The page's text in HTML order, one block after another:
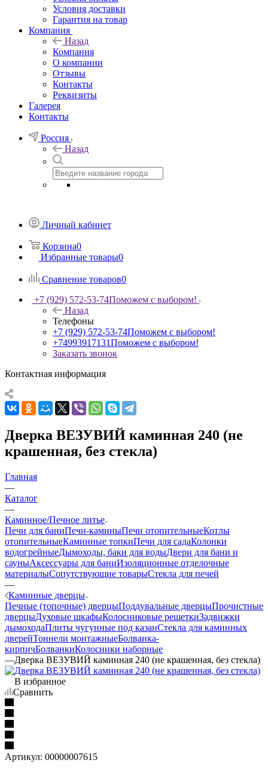
Условия доставки
Гарантия на товар
Компания
Назад
Компания
О компании
Отзывы
Контакты
Реквизиты
Галерея
Контакты
Россия
Назад
Личный кабинет
Корзина0
Избранные товары0
Сравнение товаров0
+7 (929) 572-53-74Поможем с выбором!
Назад
Телефоны
+7 (929) 572-53-74Поможем с выбором!
+74993917131Поможем с выбором!
Заказать звонок
Контактная информация
Дверка ВЕЗУВИЙ каминная 240 (не
крашенная, без стекла)
Главная
—
Каталог
—
Каминное/Печное литье
Печи для баниПечи-каминыПечи отопительныеКотлы
отопительныеКаминные топкиПечи для садаКолонки
водогрейныеДымоходы, баки для водыДвери для бани и
сауныАксессуары для баниИзоляционные отделочные
материалыСопутствующие товарыСтекла для печей
—
Каминные дверцы
Печные (топочные) дверцыПоддувальные дверцыПрочистные
дверцыДуховые шкафыКолосниковые решеткиЗадвижки
дымоходаПлиты чугунные под казанСтекла для каминных
дверейТоннели монтажныеБолванка-
кирпичБолванкиКолосники наборные
—Дверка ВЕЗУВИЙ каминная 240 (не крашенная, без стекла)
В избранное
Сравнить
Артикул: 00000007615